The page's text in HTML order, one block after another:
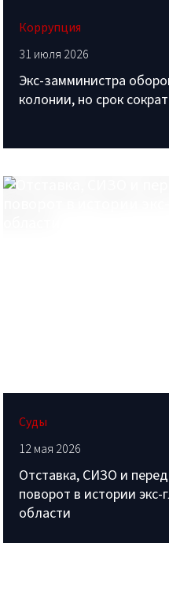
Коррупция
31 июля 2026
Экс-замминистра
колонии, но срок
Суды
12 мая 2026
Отставка, СИЗО и
поворот в истории
области